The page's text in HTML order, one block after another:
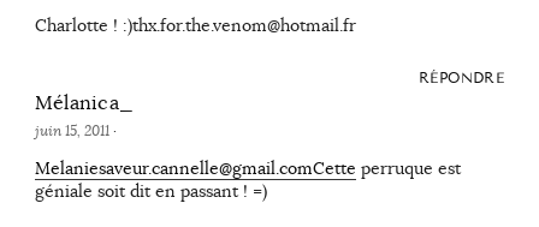
Charlotte ! :)thx.for.the.venom@hotmail.fr
RÉPONDRE
Mélanica_
juin 15, 2011·
Melaniesaveur.cannelle@gmail.comCette perruque est
géniale soit dit en passant ! =)